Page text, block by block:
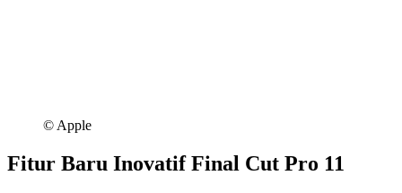
©︎ Apple
Fitur Baru Inovatif Final Cut Pro 11